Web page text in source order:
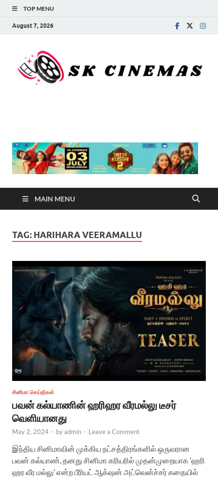
TOP MENU
August 7, 2026
MAIN MENU
TAG: HARIHARA VEERAMALLU
சினிமா செய்திகள்
பவன் கல்யாணின் ஹரிஹர வீரமல்லு டீசர்
வெளியானது
May 2, 2024 - byadmin - Leave a Comment
இந்திய சினிமாவின் முக்கிய நட்சத்திரங்களில் ஒருவரான
பவன் கல்யாண், தனது சினிமா கரியரில் முதன்முறையாக ‘ஹரி
ஹர வீர மல்லு’ என்ற பீரியட் ஆக்‌ஷன் அட்வென்ச்சர் கதையில்